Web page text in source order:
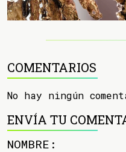
COMENTARIOS
No hay ningún
ENVÍA TU
NOMBRE: